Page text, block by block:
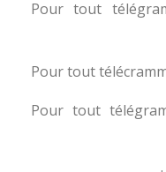
Pour tout
Pour tout
Pour tout